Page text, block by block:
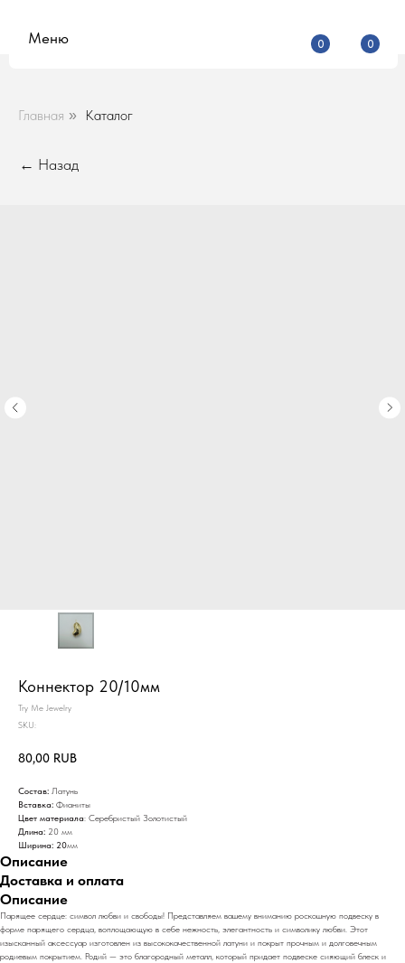
Главная » Каталог
← Назад
Коннектор 20/10мм
Try Me Jewelry
SKU:
80,00 RUB
Состав: Латунь
Вставка: Фианиты
Цвет материала: Серебристый Золотистый
Длина: 20 мм
Ширина: 20мм
Описание
Доставка и оплата
Описание
Парящее сердце: символ любви и свободы! Представляем вашему вниманию роскошную подвеску в
форме парящего сердца, воплощающую в себе нежность, элегантность и символику любви. Этот
изысканный аксессуар изготовлен из высококачественной латуни и покрыт прочным и долговечным
родиевым покрытием. Родий — это благородный металл, который придает подвеске сияющий блеск и